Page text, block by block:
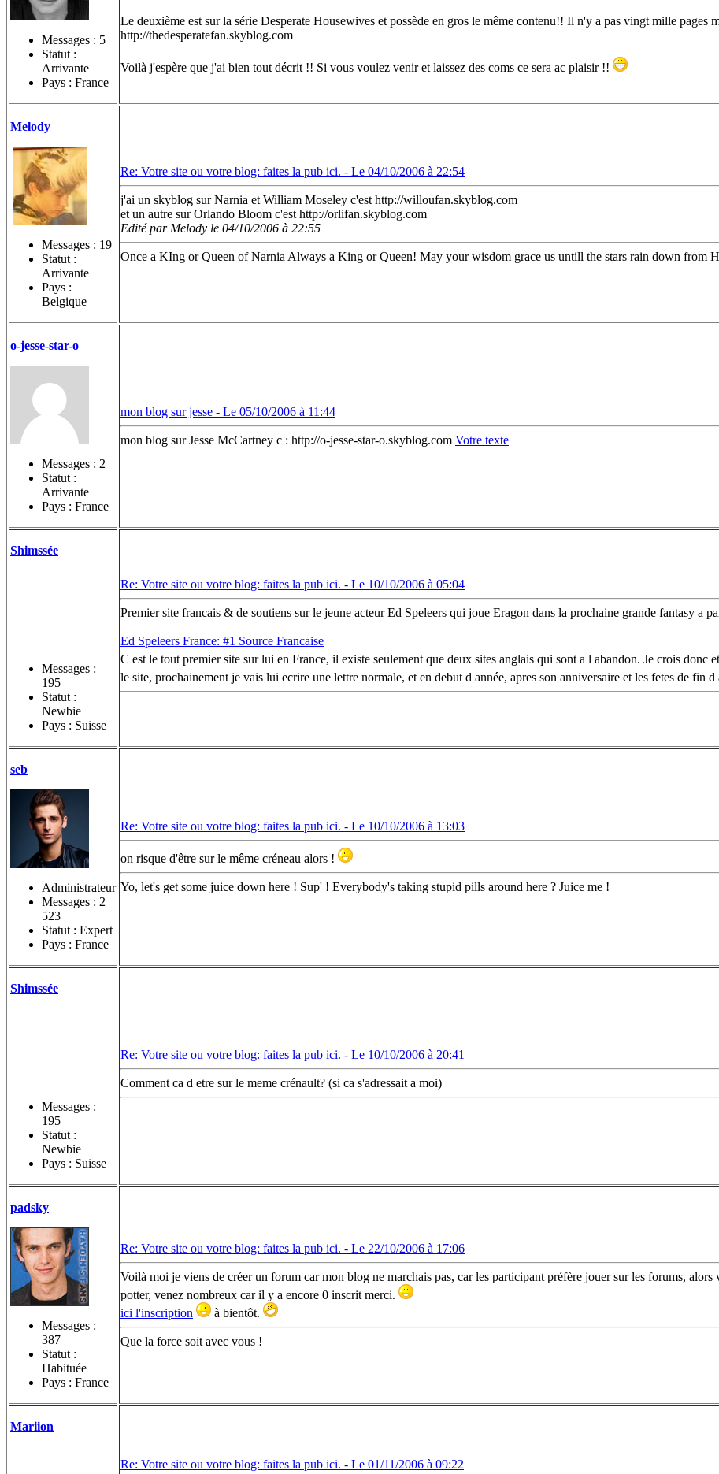
Messages : 5
Statut :
Arrivante
Pays : France
Le deuxième est sur la série Desperate Housewives et possède en gros le même contenu!! Il n'y a pas vingt mille pages
http://thedesperatefan.skyblog.com
Voilà j'espère que j'ai bien tout décrit !! Si vous voulez venir et laissez des coms ce sera ac plaisir !!
Melody
Messages : 19
Statut :
Arrivante
Pays :
Belgique
Re: Votre site ou votre blog: faites la pub ici. - Le 04/10/2006 à 22:54
j'ai un skyblog sur Narnia et William Moseley c'est http://willoufan.skyblog.com
et un autre sur Orlando Bloom c'est http://orlifan.skyblog.com
Edité par Melody le 04/10/2006 à 22:55
Once a KIng or Queen of Narnia Always a King or Queen! May your wisdom grace us untill the stars rain down from
o-jesse-star-o
Messages : 2
Statut :
Arrivante
Pays : France
mon blog sur jesse - Le 05/10/2006 à 11:44
mon blog sur Jesse McCartney c : http://o-jesse-star-o.skyblog.com Votre texte
Shimssée
Messages :
195
Statut :
Newbie
Pays : Suisse
Re: Votre site ou votre blog: faites la pub ici. - Le 10/10/2006 à 05:04
Premier site francais & de soutiens sur le jeune acteur Ed Speleers qui joue Eragon dans la prochaine grande fantasy a
Ed Speleers France: #1 Source Francaise
C est le tout premier site sur lui en France, il existe seulement que deux sites anglais qui sont a l abandon. Je crois donc
le site, prochainement je vais lui ecrire une lettre normale, et en debut d année, apres son anniversaire et les fetes de fin
seb
Administrateur
Messages : 2
523
Statut : Expert
Pays : France
Re: Votre site ou votre blog: faites la pub ici. - Le 10/10/2006 à 13:03
on risque d'être sur le même créneau alors !
Yo, let's get some juice down here ! Sup' ! Everybody's taking stupid pills around here ? Juice me !
Shimssée
Messages :
195
Statut :
Newbie
Pays : Suisse
Re: Votre site ou votre blog: faites la pub ici. - Le 10/10/2006 à 20:41
Comment ca d etre sur le meme crénault? (si ca s'adressait a moi)
padsky
Messages :
387
Statut :
Habituée
Pays : France
Re: Votre site ou votre blog: faites la pub ici. - Le 22/10/2006 à 17:06
Voilà moi je viens de créer un forum car mon blog ne marchais pas, car les participant préfère jouer sur les forums,
potter, venez nombreux car il y a encore 0 inscrit merci.
ici l'inscription
à bientôt.
Que la force soit avec vous !
Mariion
Re: Votre site ou votre blog: faites la pub ici. - Le 01/11/2006 à 09:22